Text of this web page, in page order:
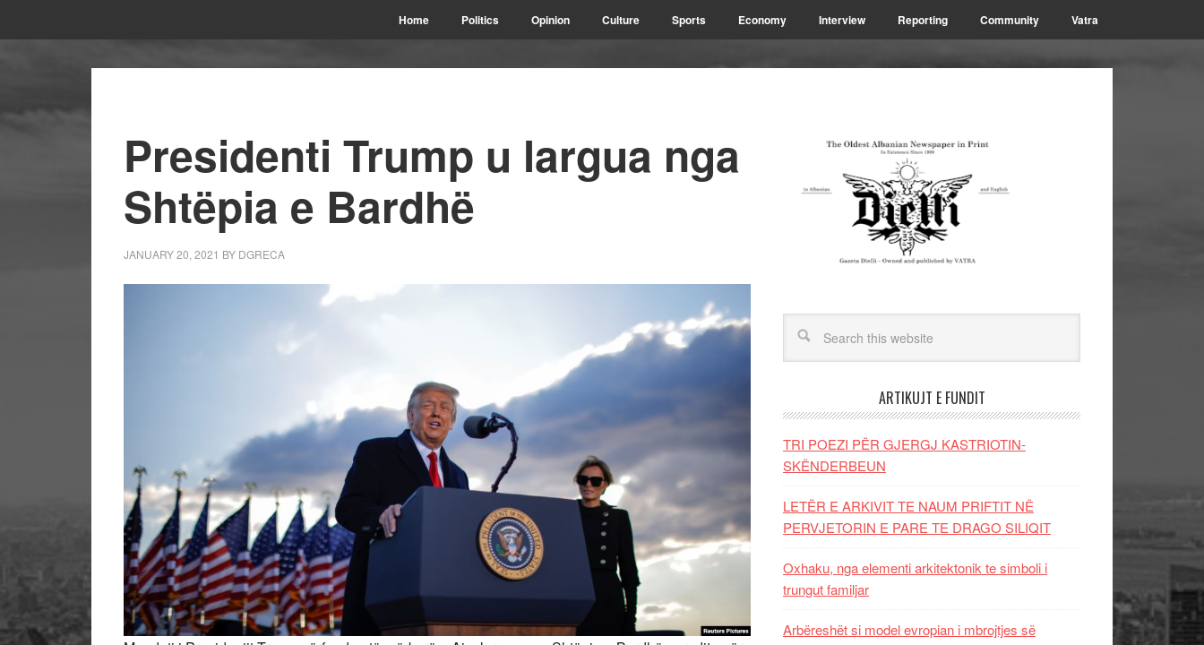
Home Politics Opinion Culture Sports Economy Interview Reporting Community Vatra
Presidenti Trump u largua nga
Shtëpia e Bardhë
JANUARY 20, 2021 BY DGRECA
ARTIKUJT E FUNDIT
TRI POEZI PËR GJERGJ KASTRIOTIN-
SKËNDERBEUN
LETËR E ARKIVIT TE NAUM PRIFTIT NË
PERVJETORIN E PARE TE DRAGO SILIQIT
Oxhaku, nga elementi arkitektonik te simboli i
trungut familjar
Arbëreshët si model evropian i mbrojtjes së